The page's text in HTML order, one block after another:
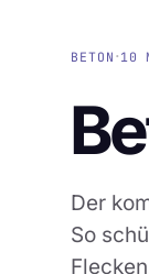
BETON · 10
Der
So